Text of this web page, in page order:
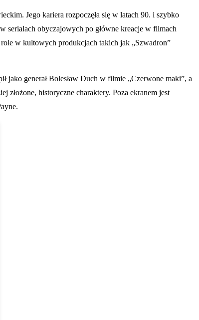
Jego kariera rozpoczęła się w latach 90. i szybko
serialach obyczajowych po główne kreacje w filmach
w kultowych produkcjach takich jak „Szwadron”
generał Bolesław Duch w filmie „Czerwone maki”, a
złożone, historyczne charaktery. Poza ekranem jest